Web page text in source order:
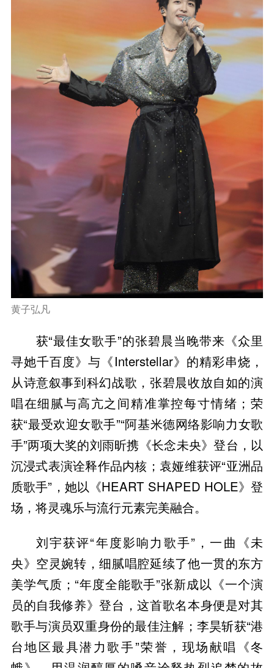
黄子弘凡
获“最佳女歌手”的张碧晨当晚带来《众里
寻她千百度》与《Interstellar》的精彩串烧，
从诗意叙事到科幻战歌，张碧晨收放自如的演
唱在细腻与高亢之间精准掌控每寸情绪；荣
获“最受欢迎女歌手”“阿基米德网络影响力女歌
手”两项大奖的刘雨昕携《长念未央》登台，以
沉浸式表演诠释作品内核；袁娅维获评“亚洲品
质歌手”，她以《HEART SHAPED HOLE》登
场，将灵魂乐与流行元素完美融合。
刘宇获评“年度影响力歌手”，一曲《未
央》空灵婉转，细腻唱腔延续了他一贯的东方
美学气质；“年度全能歌手”张新成以《一个演
员的自我修养》登台，这首歌名本身便是对其
歌手与演员双重身份的最佳注解；李昊斩获“港
台地区最具潜力歌手”荣誉，现场献唱《冬